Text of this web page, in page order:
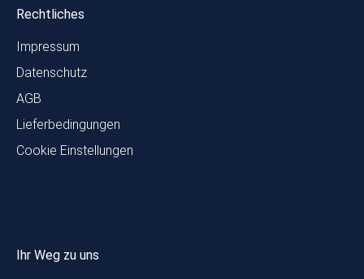
Rechtliches
Impressum
Datenschutz
AGB
Lieferbedingungen
Cookie Einstellungen
Ihr Weg zu uns